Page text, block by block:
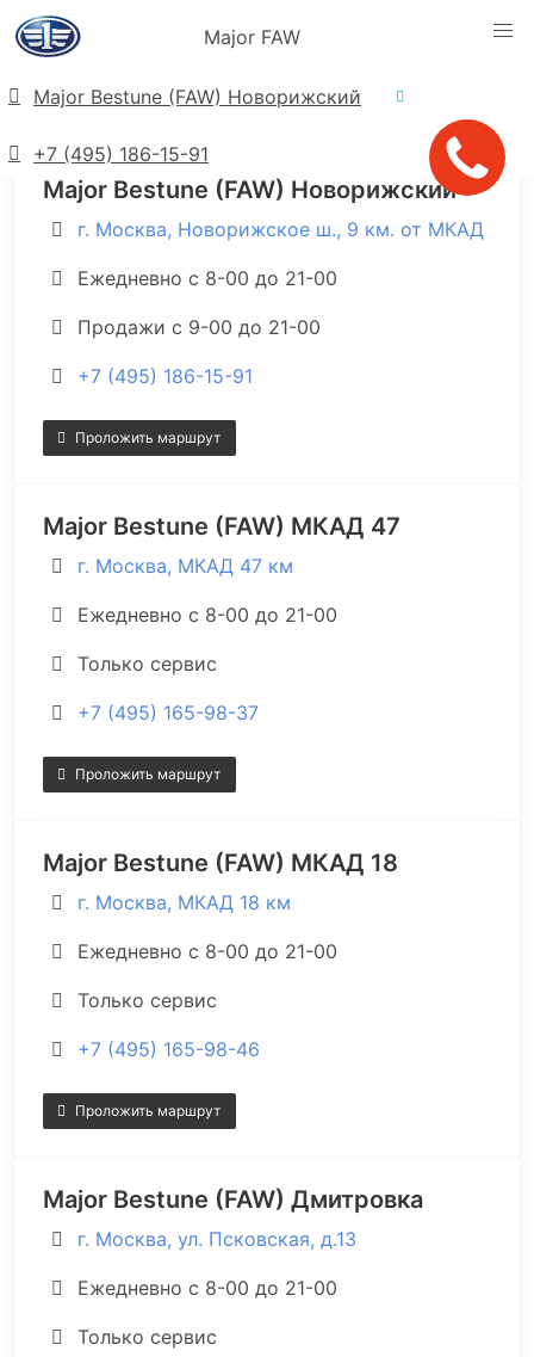
Major FAW
Major Bestune (FAW) Новорижский
+7 (495) 186-15-91
Адреса салонов
Major Bestune (FAW) Новорижский
г. Москва, Новорижское ш., 9 км. от МКАД
Ежедневно с 8-00 до 21-00
Продажи с 9-00 до 21-00
+7 (495) 186-15-91
Проложить маршрут
Major Bestune (FAW) МКАД 47
г. Москва, МКАД 47 км
Ежедневно с 8-00 до 21-00
Только сервис
+7 (495) 165-98-37
Проложить маршрут
Major Bestune (FAW) МКАД 18
г. Москва, МКАД 18 км
Ежедневно с 8-00 до 21-00
Только сервис
+7 (495) 165-98-46
Проложить маршрут
Major Bestune (FAW) Дмитровка
г. Москва, ул. Псковская, д.13
Ежедневно с 8-00 до 21-00
Только сервис